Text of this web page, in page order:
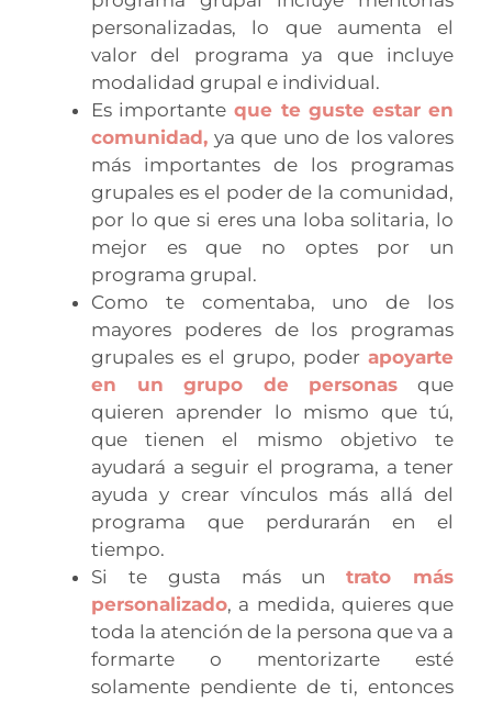
personalizadas, lo que aumenta el
valor del programa ya que incluye
modalidad grupal e individual.
Es importante que te guste estar en
comunidad, ya que uno de los valores
más importantes de los programas
grupales es el poder de la comunidad,
por lo que si eres una loba solitaria, lo
mejor es que no optes por un
programa grupal.
Como te comentaba, uno de los
mayores poderes de los programas
grupales es el grupo, poderapoyarte
en un grupo de personas que
quieren aprender lo mismo que tú,
que tienen el mismo objetivo te
ayudará a seguir el programa, a tener
ayuda y crear vínculos más allá del
programa que perdurarán en el
tiempo.
Si te gusta más untrato más
personalizado, a medida, quieres que
toda la atención de la persona que va a
formarte o mentorizarte esté
solamente pendiente de ti, entonces